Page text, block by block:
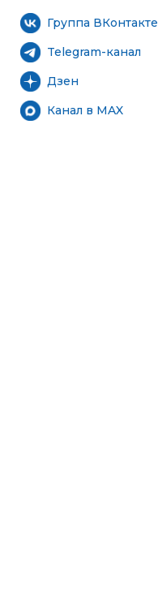
Группа ВКонтакте
Telegram-канал
Дзен
Канал в MAX